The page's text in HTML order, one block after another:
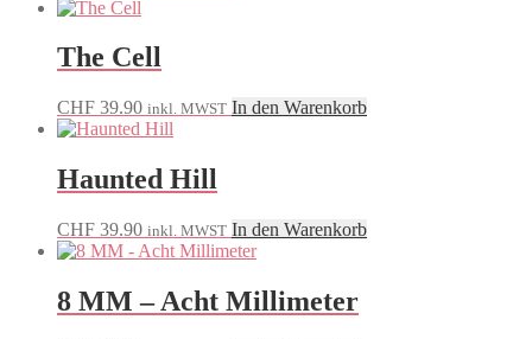
The Cell
CHF 39.90 inkl. MWST In den Warenkorb
Haunted Hill
CHF 39.90 inkl. MWST In den Warenkorb
8 MM – Acht Millimeter